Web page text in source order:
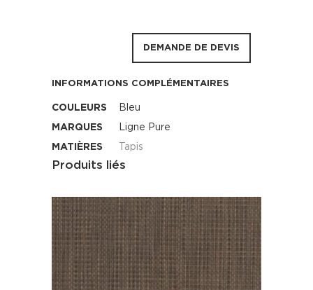
DEMANDE DE DEVIS
INFORMATIONS COMPLÉMENTAIRES
COULEURS
Bleu
MARQUES
Ligne Pure
MATIÈRES
Tapis
Produits liés